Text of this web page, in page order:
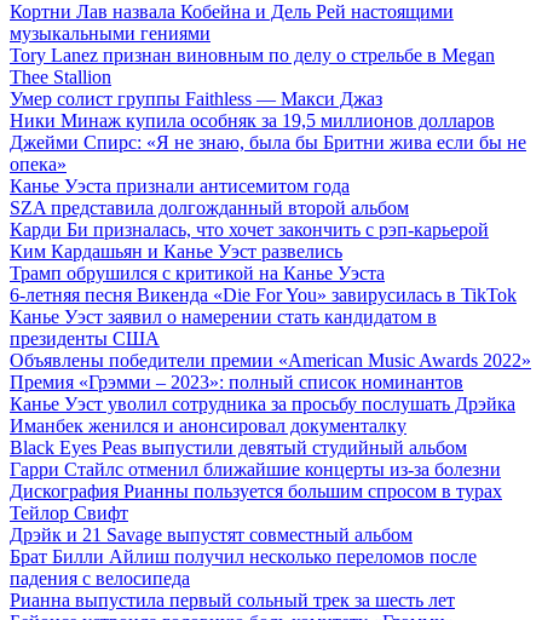
Кортни Лав назвала Кобейна и Дель Рей настоящими
музыкальными гениями
Tory Lanez признан виновным по делу о стрельбе в Megan
Thee Stallion
Умер солист группы Faithless — Макси Джаз
Ники Минаж купила особняк за 19,5 миллионов долларов
Джейми Спирс: «Я не знаю, была бы Бритни жива если бы не
опека»
Канье Уэста признали антисемитом года
SZA представила долгожданный второй альбом
Карди Би призналась, что хочет закончить с рэп-карьерой
Ким Кардашьян и Канье Уэст развелись
Трамп обрушился с критикой на Канье Уэста
6-летняя песня Викенда «Die For You» завирусилась в TikTok
Канье Уэст заявил о намерении стать кандидатом в
президенты США
Объявлены победители премии «American Music Awards 2022»
Премия «Грэмми – 2023»: полный список номинантов
Канье Уэст уволил сотрудника за просьбу послушать Дрэйка
Иманбек женился и анонсировал документалку
Black Eyes Peas выпустили девятый студийный альбом
Гарри Стайлс отменил ближайшие концерты из-за болезни
Дискография Рианны пользуется большим спросом в турах
Тейлор Свифт
Дрэйк и 21 Savage выпустят совместный альбом
Брат Билли Айлиш получил несколько переломов после
падения с велосипеда
Рианна выпустила первый сольный трек за шесть лет